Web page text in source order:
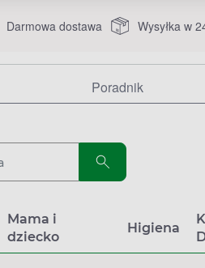
Darmowa dostawa Wysyłka w
Poradnik
Mama i
dziecko
Higiena